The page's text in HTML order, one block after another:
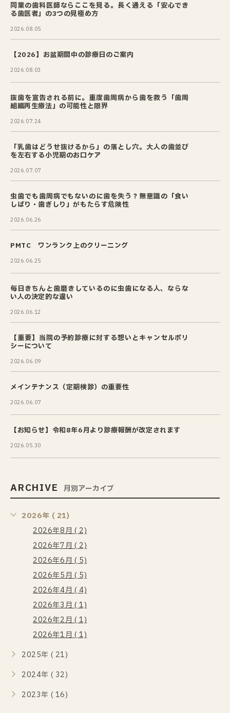
同業の歯科医師ならここを見る。長く通える「安心でき
る歯医者」の3つの見極め方
2026.08.05
【2026】お盆期間中の診療日のご案内
2026.08.03
抜歯を宣告される前に。重度歯周病から歯を救う「歯周
組織再生療法」の可能性と限界
2026.07.24
「乳歯はどうせ抜けるから」の落とし穴。大人の歯並び
を左右する小児期のお口ケア
2026.07.07
虫歯でも歯周病でもないのに歯を失う？無意識の「食い
しばり・歯ぎしり」がもたらす危険性
2026.06.26
PMTC ワンランク上のクリーニング
2026.06.25
毎日きちんと歯磨きしているのに虫歯になる人、ならな
い人の決定的な違い
2026.06.12
【重要】当院の予約診療に対する想いとキャンセルポリ
シーについて
2026.06.09
メインテナンス（定期検診）の重要性
2026.06.07
【お知らせ】令和8年6月より診療報酬が改定されます
2026.05.30
ARCHIVE 月別アーカイブ
2026年 ( 21)
2026年8月 ( 2)
2026年7月 ( 2)
2026年6月 ( 5)
2026年5月 ( 5)
2026年4月 ( 4)
2026年3月 ( 1)
2026年2月 ( 1)
2026年1月 ( 1)
2025年 ( 21)
2024年 ( 32)
2023年 ( 16)